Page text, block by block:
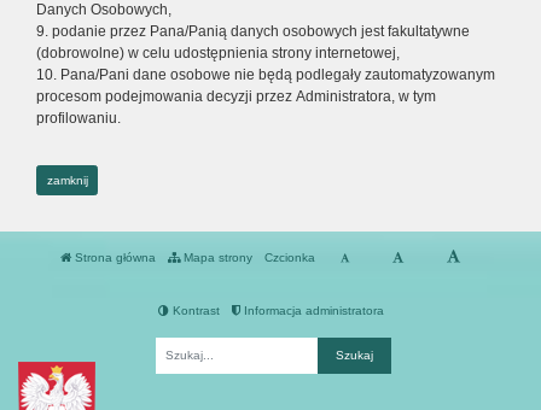
Danych Osobowych,
9. podanie przez Pana/Panią danych osobowych jest fakultatywne
(dobrowolne) w celu udostępnienia strony internetowej,
10. Pana/Pani dane osobowe nie będą podlegały zautomatyzowanym
procesom podejmowania decyzji przez Administratora, w tym
profilowaniu.
zamknij
Strona główna Mapa strony Czcionka
Kontrast Informacja administratora